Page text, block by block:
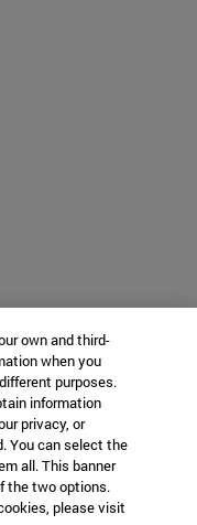
own and third-
when you
purposes.
information
privacy, or
You can select the
all. This banner
the two options.
please visit